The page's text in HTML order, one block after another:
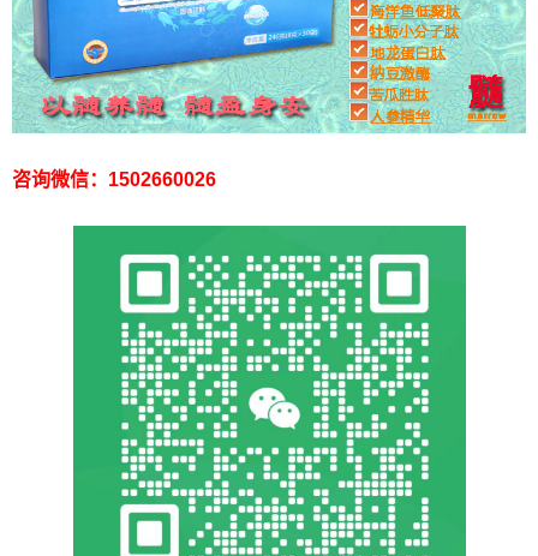
咨询微信：1502660026